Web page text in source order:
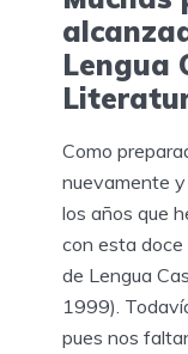
Lengua
Como
nuevamente
los años que
con esta
de Lengua
1999).
pues nos